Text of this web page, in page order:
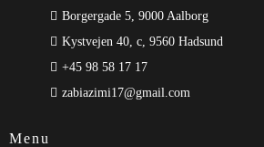
Borgergade 5, 9000 Aalborg
Kystvejen 40, c, 9560 Hadsund
+45 98 58 17 17
zabiazimi17@gmail.com
Menu